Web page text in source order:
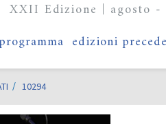
XXII Edizione | agosto -
edizioni
10294